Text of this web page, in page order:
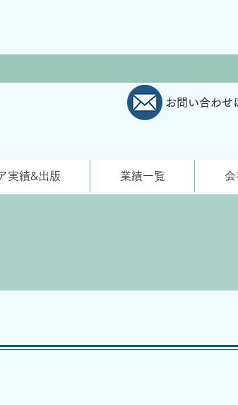
お問い合わせ
実績&出版 業績一覧 会